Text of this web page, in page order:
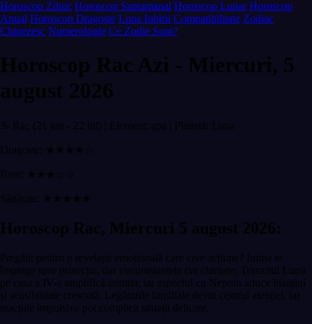
Horoscop Zilnic Horoscop Saptamanal Horoscop Lunar Horoscop
Anual Horoscop Dragoste Luna Iubirii Compatibilitate Zodiac
Chinezesc Numerologie Ce Zodie Sunt?
Horoscop Rac Azi - Miercuri, 5
august 2026
♋ Rac (21 iun - 22 iul) | Element: apa | Planetă: Luna
Dragoste: ★★★★☆
Bani: ★★★☆☆
Sănătate: ★★★★★
Horoscop Rac, Miercuri 5 august 2026:
Pregătit pentru o revelație emoțională care cere acțiune? Inima te
împinge spre protecție, dar circumstanțele cer claritate. Tranzitul Lunii
pe casa a IV-a amplifică intuiția, iar aspectul cu Neptun aduce imagini
și sensibilitate crescută. Legăturile familiale devin centrul atenției, iar
reacțiile impulsive pot complica situații delicate.